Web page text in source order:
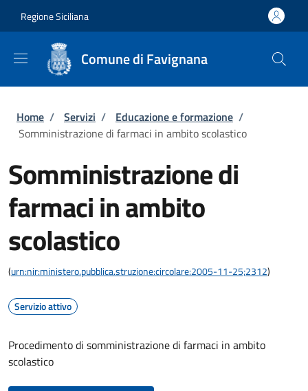
Regione Siciliana
Comune di Favignana
Briciole di pane
Home / Servizi / Educazione e formazione /
Somministrazione di farmaci in ambito scolastico
Somministrazione di
farmaci in ambito
scolastico
(urn:nir:ministero.pubblica.struzione:circolare:2005-11-25;2312)
Servizio attivo
Procedimento di somministrazione di farmaci in ambito
scolastico